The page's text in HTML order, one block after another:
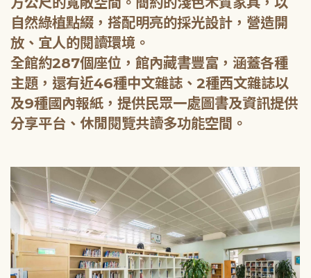
自然綠植點綴，搭配明亮的採光設計，營造開
放、宜人的閱讀環境。
全館約287個座位，館內藏書豐富，涵蓋各種
主題，還有近46種中文雜誌、2種西文雜誌以
及9種國內報紙，提供民眾一處圖書及資訊提供